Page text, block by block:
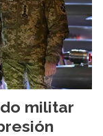
militar